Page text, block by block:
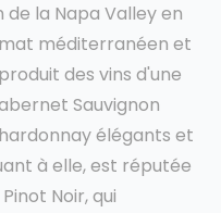
la Napa Valley en
méditerranéen et
des vins d'une
Sauvignon
élégants et
à elle, est réputée
Noir, qui